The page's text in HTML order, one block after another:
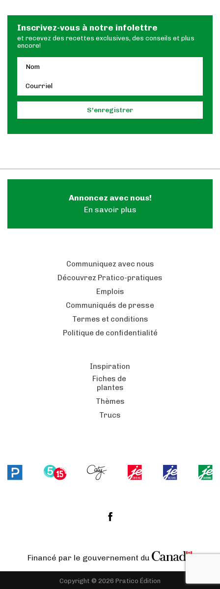
Inscrivez-vous à notre infolettre
et recevez des recettes exclusives, des conseils et plus
encore!
Annoncez avec nous!
En savoir plus
Communiquez avec nous
Découvrez Pratico-pratiques
Emplois
Communiqués de presse
Termes et conditions
Politique de confidentialité
Inspiration
Fiches de
plantes
Thèmes
Trucs
Financé par le gouvernement du
Copyright © 2026 Pratico Édition